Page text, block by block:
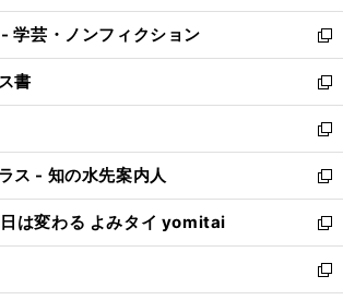
開
く
ウ
で
開
く
ン
ド
ウ
で
開
く
ウ
ィ
ン
ド
ウ
で
開
く
学芸・ノンフィクション
新
し
い
ウ
ィ
ン
ド
ウ
で
開
く
書
新
し
い
ウ
ィ
ン
ド
ウ
で
開
新
し
い
ウ
ィ
ン
ド
ウ
ス - 知の水先案内人
新
し
い
ウ
ィ
ン
は変わる よみタイ yomitai
新
し
い
ウ
新